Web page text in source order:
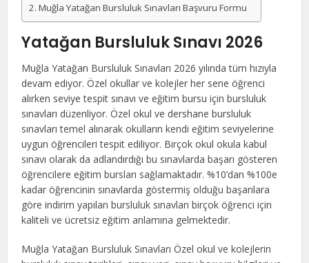
Muğla Yatağan Bursluluk Sınavları Başvuru Formu
Yatağan Bursluluk Sınavı 2026
Muğla Yatağan Bursluluk Sınavları 2026 yılında tüm hızıyla
devam ediyor. Özel okullar ve kolejler her sene öğrenci
alırken seviye tespit sınavı ve eğitim bursu için bursluluk
sınavları düzenliyor. Özel okul ve dershane bursluluk
sınavları temel alınarak okulların kendi eğitim seviyelerine
uygun öğrencileri tespit ediliyor. Birçok okul okula kabul
sınavı olarak da adlandırdığı bu sınavlarda başarı gösteren
öğrencilere eğitim bursları sağlamaktadır. %10’dan %100e
kadar öğrencinin sınavlarda göstermiş olduğu başarılara
göre indirim yapılan bursluluk sınavları birçok öğrenci için
kaliteli ve ücretsiz eğitim anlamına gelmektedir.
Muğla Yatağan Bursluluk Sınavları Özel okul ve kolejlerin